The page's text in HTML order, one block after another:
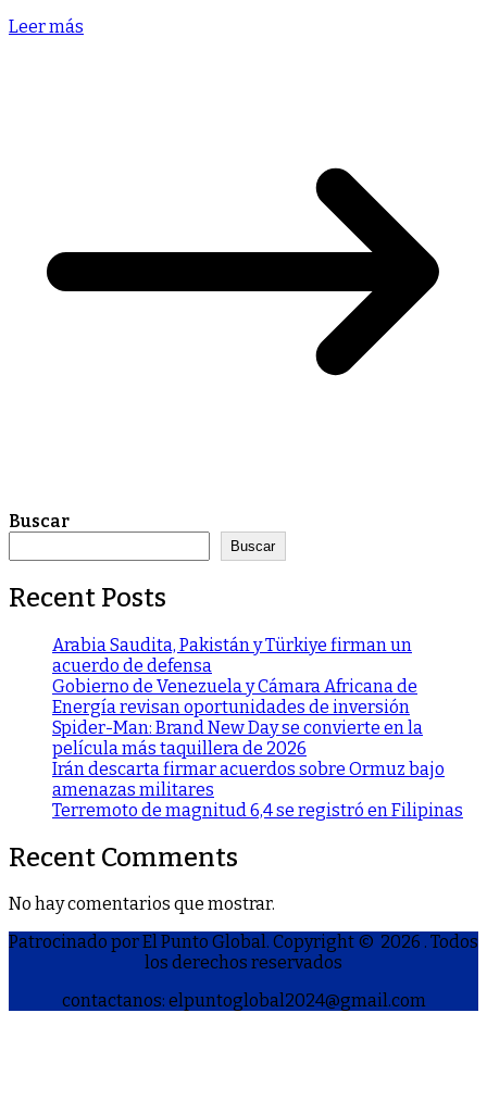
Leer más
Buscar
Buscar
Recent Posts
Arabia Saudita, Pakistán y Türkiye firman un
acuerdo de defensa
Gobierno de Venezuela y Cámara Africana de
Energía revisan oportunidades de inversión
Spider-Man: Brand New Day se convierte en la
película más taquillera de 2026
Irán descarta firmar acuerdos sobre Ormuz bajo
amenazas militares
Terremoto de magnitud 6,4 se registró en Filipinas
Recent Comments
No hay comentarios que mostrar.
Patrocinado por El Punto Global. Copyright © 2026 . Todos
los derechos reservados
contactanos: elpuntoglobal2024@gmail.com